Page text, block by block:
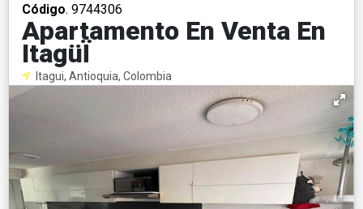
Código. 9744306
Apartamento En Venta En
ItagüÏ
Itagui, Antioquia, Colombia